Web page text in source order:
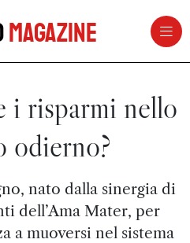
Magazine
i risparmi nello
odierno?
nato dalla sinergia di
dell’Ama Mater, per
a muoversi nel sistema